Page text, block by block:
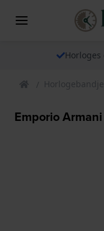
Horloges
Emporio